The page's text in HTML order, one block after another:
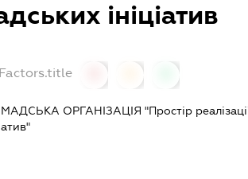
ініціатив
ОРГАНІЗАЦІЯ "Простір